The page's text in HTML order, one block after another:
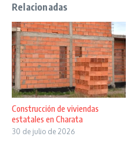
Relacionadas
Construcción de viviendas
estatales en Charata
30 de julio de 2026